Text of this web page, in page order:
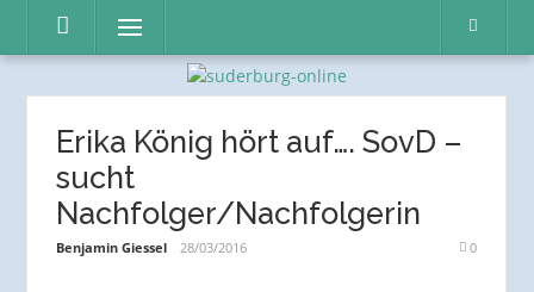
Inhalt
Menü
Erika König hört auf…. SovD –
sucht
Nachfolger/Nachfolgerin
Benjamin Giessel 28/03/2016 0